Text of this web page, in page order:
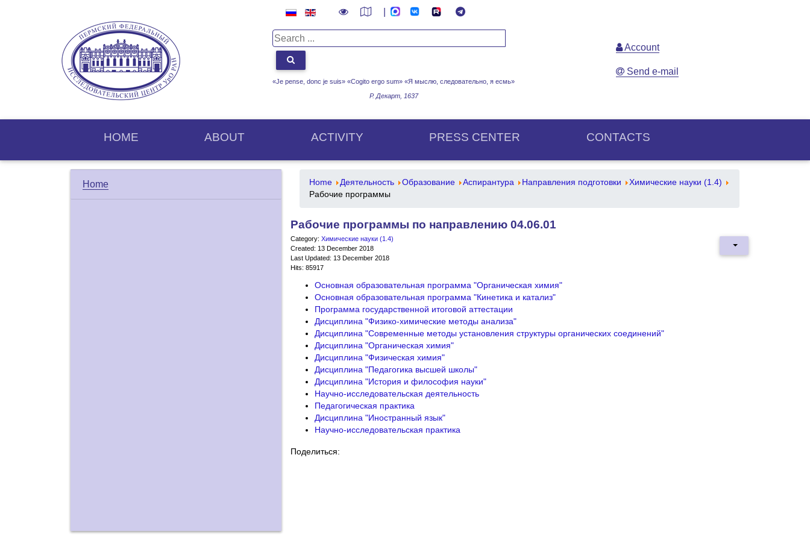
«Je pense, donc je suis» «Cogito ergo sum» «Я мыслю, следовательно, я есмь»
Р. Декарт, 1637
Account
Send e-mail
HOME ABOUT ACTIVITY PRESS CENTER CONTACTS
Home Home Деятельность Образование Аспирантура Направления подготовки
Химические науки (1.4)
Рабочие программы
Рабочие программы по направлению 04.06.01
Category: Химические науки (1.4)
Created: 13 December 2018
Last Updated: 13 December 2018
Hits: 85917
Основная образовательная программа "Органическая химия"
Основная образовательная программа "Кинетика и катализ"
Программа государственной итоговой аттестации
Дисциплина "Физико-химические методы анализа"
Дисциплина "Современные методы установления структуры органических соединений"
Дисциплина "Органическая химия"
Дисциплина "Физическая химия"
Дисциплина "Педагогика высшей школы"
Дисциплина "История и философия науки"
Научно-исследовательская деятельность
Педагогическая практика
Дисциплина "Иностранный язык"
Научно-исследовательская практика
Поделиться: